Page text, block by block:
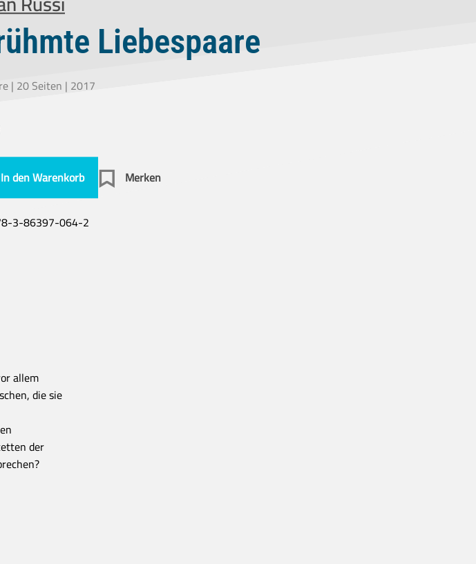
Liebespaare
| 20 Seiten | 2017
In den Warenkorb Merken
3-86397-064-2
allem
die sie
der